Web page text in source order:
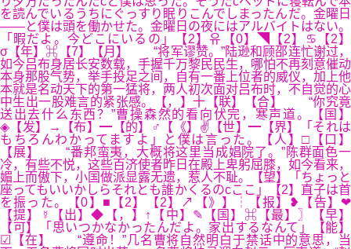
を読んでいるうちにぐっすり眠りこんでしまったんだ。金曜日
――と僕は頭を働かせた。金曜日の夜にはアルバイトはない。
「暇だよ。今どこにいるの」【2】유【0】◥【2】♋【2】
σ【年】⌘【7】【月】 “将军谬赞。”陆逊和顾邵连忙谢过，
如今吕布身居长安数载，手握千万黎民民生，哪怕不再刻意催动
本身那股气势，举手投足之间，自有一番上位者的威仪，加上他
本就是名动天下的第一猛将，两人初次面对吕布时，不自觉的心
中生出一股难言的紧张感。【，】十【联】【合】 “你究竟
送出去什么东西？”曹操森然的看向伏完，寒声道。【国】
◈【发】→【布】━【的】♂【《】✌【世】━【界】「それは
もちろんわかってますよ」と僕は言った。【人】□【口】
【展】 “番邦蛮夷，大概将这里当成娼院了。”陈群面色一
冷，有些不悦，这些百济使者昨日在殿上卑躬屈膝，如今看来，
媚上而傲下，小国做派显露无遗，惹人不耻。【望】「ちょっと
座ってもいいかしらそれとも誰かくるのcここ」【2】直子は首
を振った。【0】■【2】【2】↗【》】┆【报】❥【告】❤
【提】☿【出】◆【，】↑【中】✎【国】⌘【最】〗【早】
【可】「思いつかなかったんだよ。家出するなんて」【能】
☑【在】 “遵命！”几名曹将自然明白于禁话中的意思，当